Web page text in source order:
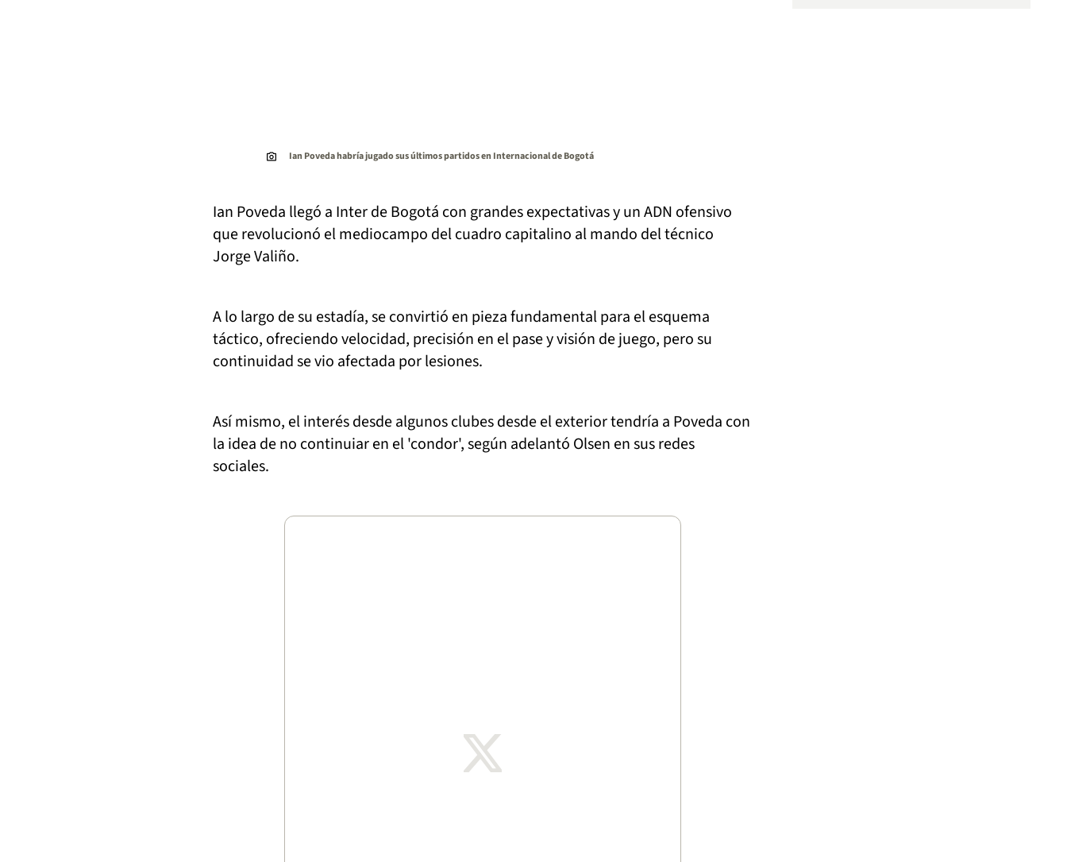
Ian Poveda habría jugado sus últimos partidos en Internacional de Bogotá
Ian Poveda llegó a Inter de Bogotá con grandes expectativas y un ADN ofensivo
que revolucionó el mediocampo del cuadro capitalino al mando del técnico
Jorge Valiño.
A lo largo de su estadía, se convirtió en pieza fundamental para el esquema
táctico, ofreciendo velocidad, precisión en el pase y visión de juego, pero su
continuidad se vio afectada por lesiones.
Así mismo, el interés desde algunos clubes desde el exterior tendría a Poveda con
la idea de no continuiar en el 'condor', según adelantó Olsen en sus redes
sociales.